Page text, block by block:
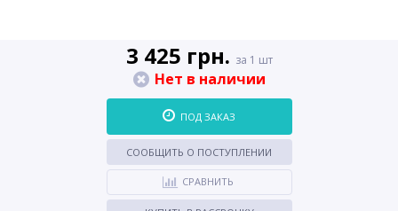
3 425 грн. за 1 шт
Нет в наличии
ПОД ЗАКАЗ
СООБЩИТЬ О ПОСТУПЛЕНИИ
СРАВНИТЬ